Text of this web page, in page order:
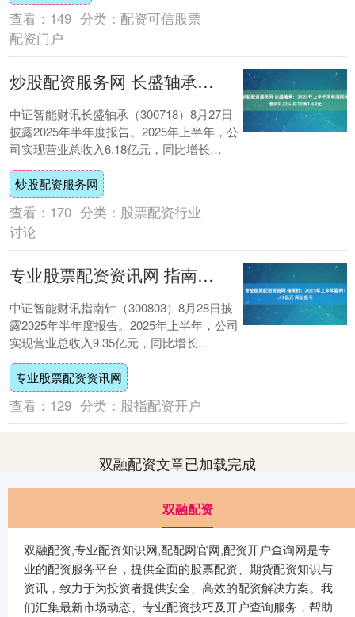
查看： 149 分类： 配资可信股票
配资门户
炒股配资服务网 长盛轴承：2025年上半年净利润同比增长9.22% 拟10派1.68元
中证智能财讯长盛轴承（300718）8月27日
披露2025年半年度报告。2025年上半年，公
司实现营业总收入6.18亿元，同比增长
11.03%；归母净利润1.2....
炒股配资服务网
查看： 170 分类： 股票配资行业
讨论
专业股票配资资讯网 指南针：2025年上半年盈利1.43亿元 同比扭亏
中证智能财讯指南针（300803）8月28日披
露2025年半年度报告。2025年上半年，公司
实现营业总收入9.35亿元，同比增长
71.55%；归母净利润1.43....
专业股票配资资讯网
查看： 129 分类： 股指配资开户
双融配资文章已加载完成
双融配资
双融配资,专业配资知识网,配配网官网,配资开户查询网是专
业的配资服务平台，提供全面的股票配资、期货配资知识与
资讯，致力于为投资者提供安全、高效的配资解决方案。我
们汇集最新市场动态、专业配资技巧及开户查询服务，帮助